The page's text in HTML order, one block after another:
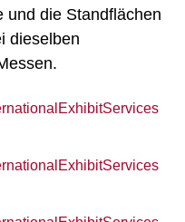
und die Standflächen
dieselben